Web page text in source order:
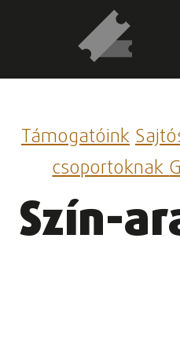
Támogatóink
csoportoknak
Szín-